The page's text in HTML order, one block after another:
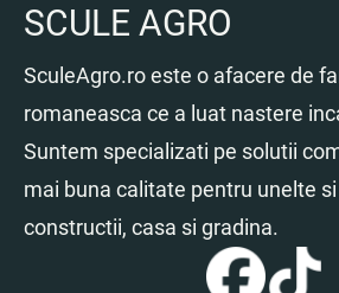
SCULE AGRO
SculeAgro.ro este o afacere de
romaneasca ce a luat nastere
Suntem specializati pe solutii
mai buna calitate pentru unelte
constructii, casa si gradina.